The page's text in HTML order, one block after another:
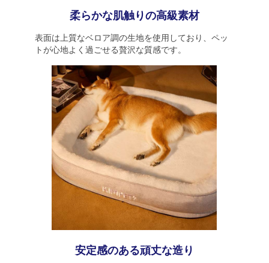
柔らかな肌触りの高級素材
表面は上質なベロア調の生地を使用しており、ペッ
トが心地よく過ごせる贅沢な質感です。
安定感のある頑丈な造り